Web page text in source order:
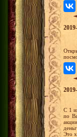
С 1
по
Это